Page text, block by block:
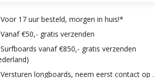
Voor 17 uur besteld, morgen in huis!*
Vanaf €50,- gratis verzenden
Surfboards vanaf €850,- gratis verzenden
Versturen longboards, neem eerst contact op .